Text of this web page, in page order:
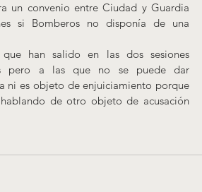
un convenio entre Ciudad y Guardia
si Bomberos no disponía de una
que han salido en las dos sesiones
pero a las que no se puede dar
ni es objeto de enjuiciamiento porque
de otro objeto de acusación